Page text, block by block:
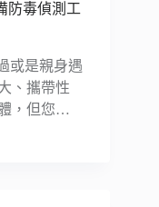
防毒偵測工
或是親身遇
、攜帶性
，但您…